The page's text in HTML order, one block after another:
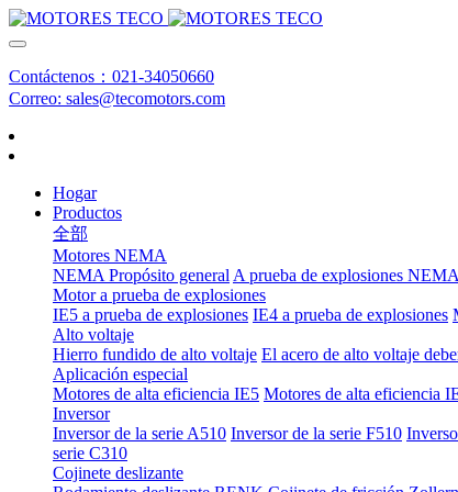
Contáctenos：021-34050660
Correo: sales@tecomotors.com
Hogar
Productos
全部
Motores NEMA
NEMA Propósito general A prueba de explosiones NEMA
Motor a prueba de explosiones
IE5 a prueba de explosiones IE4 a prueba de explosiones
Alto voltaje
Hierro fundido de alto voltaje El acero de alto voltaje
Aplicación especial
Motores de alta eficiencia IE5 Motores de alta eficiencia
Inversor
Inversor de la serie A510 Inversor de la serie F510
serie C310
Cojinete deslizante